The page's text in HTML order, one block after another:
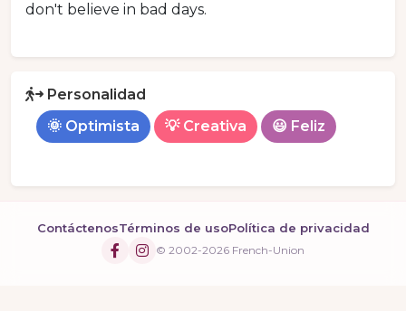
don't believe in bad days.
Personalidad
🌞 Optimista
💡 Creativa 😃 Feliz
ContáctenosTérminos de usoPolítica de privacidad
© 2002-2026 French-Union